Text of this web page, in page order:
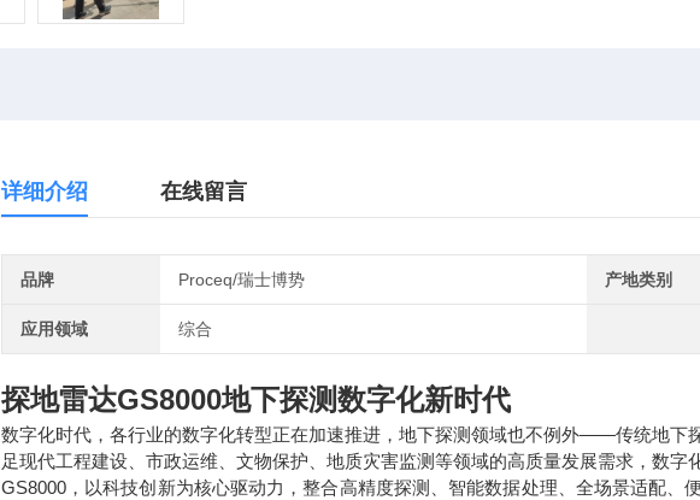
详细介绍 在线留言
品牌 Proceq/瑞士博势 产地类别
应用领域 综合
探地雷达GS8000地下探测数字化新时代
数字化时代，各行业的数字化转型正在加速推进，地下探测领域也不例外——传统地下
足现代工程建设、市政运维、文物保护、地质灾害监测等领域的高质量发展需求，数
GS8000，以科技创新为核心驱动力，整合高精度探测、智能数据处理、全场景适配